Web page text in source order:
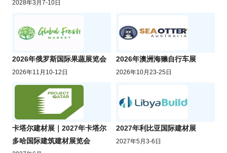
2028年3月7-10日
2026年俄罗斯国际果蔬展览会
2026年11月10-12日
2026年澳洲海獭自行车展
2026年10月23-25日
卡塔尔建材展｜2027年卡塔尔
多哈国际建筑建材展览会
2027年利比亚国际建材展
2027年5月3-6日